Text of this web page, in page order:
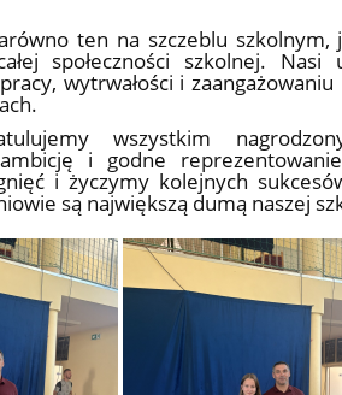
ten na szczeblu
społeczności szkolnej. Nasi
wytrwałości i
wszystkim
i godne
i życzymy kolejnych
są największą dumą naszej